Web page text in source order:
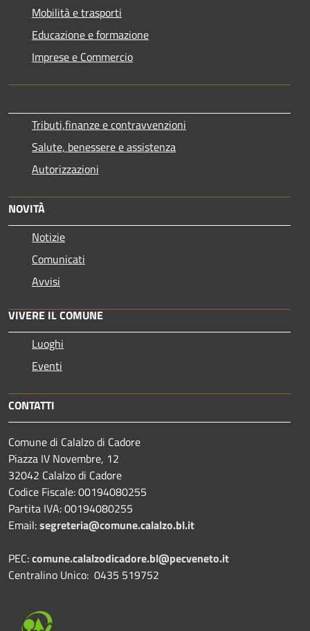
Mobilità e trasporti
Educazione e formazione
Imprese e Commercio
Tributi,finanze e contravvenzioni
Salute, benessere e assistenza
Autorizzazioni
NOVITÀ
Notizie
Comunicati
Avvisi
VIVERE IL COMUNE
Luoghi
Eventi
CONTATTI
Comune di Calalzo di Cadore
Piazza IV Novembre, 12
32042 Calalzo di Cadore
Codice Fiscale: 00194080255
Partita IVA: 00194080255
Email:segreteria@comune.calalzo.bl.it
PEC:comune.calalzodicadore.bl@pecveneto.it
Centralino Unico: 0435 519752